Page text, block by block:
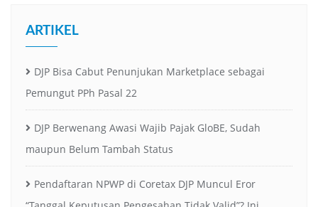
ARTIKEL
DJP Bisa Cabut Penunjukan Marketplace sebagai
Pemungut PPh Pasal 22
DJP Berwenang Awasi Wajib Pajak GloBE, Sudah
maupun Belum Tambah Status
Pendaftaran NPWP di Coretax DJP Muncul Eror